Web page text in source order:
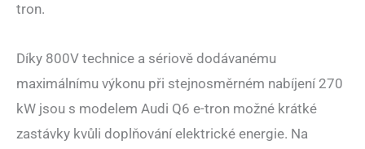
tron.
Díky 800V technice a sériově dodávanému
maximálnímu výkonu při stejnosměrném nabíjení 270
kW jsou s modelem Audi Q6 e-tron možné krátké
zastávky kvůli doplňování elektrické energie. Na